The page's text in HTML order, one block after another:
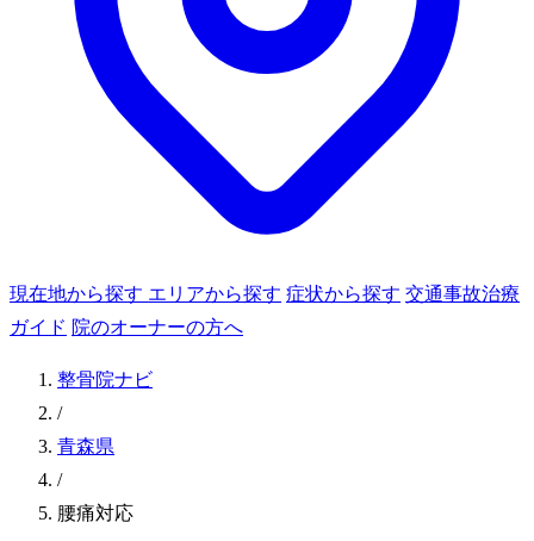
現在地から探す エリアから探す 症状から探す 交通事故治療
ガイド 院のオーナーの方へ
整骨院ナビ
/
青森県
/
腰痛対応